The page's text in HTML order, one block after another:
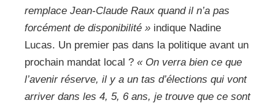
remplace Jean-Claude Raux quand il n’a pas
forcément de disponibilité » indique Nadine
Lucas. Un premier pas dans la politique avant un
prochain mandat local ? « On verra bien ce que
l’avenir réserve, il y a un tas d’élections qui vont
arriver dans les 4, 5, 6 ans, je trouve que ce sont